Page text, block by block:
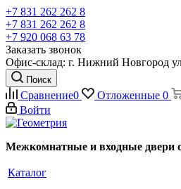
+7 831 262 262 8
+7 831 262 262 8
+7 920 068 63 78
Заказать звонок
Офис-склад: г. Нижний Новгород
Поиск
Сравнение0 Отложенные 0
Войти
Межкомнатные и входные двери
Каталог